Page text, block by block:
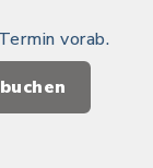
vorab.